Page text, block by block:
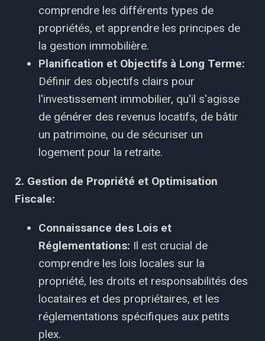
comprendre les différents types de
propriétés, et apprendre les principes de
la gestion immobilière.
Planification et Objectifs à Long Terme:
Définir des objectifs clairs pour
l'investissement immobilier, qu'il s'agisse
de générer des revenus locatifs, de bâtir
un patrimoine, ou de sécuriser un
logement pour la retraite.
2. Gestion de Propriété et Optimisation
Fiscale:
Connaissance des Lois et
Réglementations: Il est crucial de
comprendre les lois locales sur la
propriété, les droits et responsabilités des
locataires et des propriétaires, et les
réglementations spécifiques aux petits
plex.